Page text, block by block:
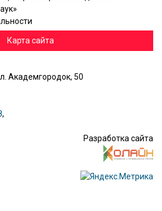
Карта сайта
Академгородок, 50
,
Разработка сайта